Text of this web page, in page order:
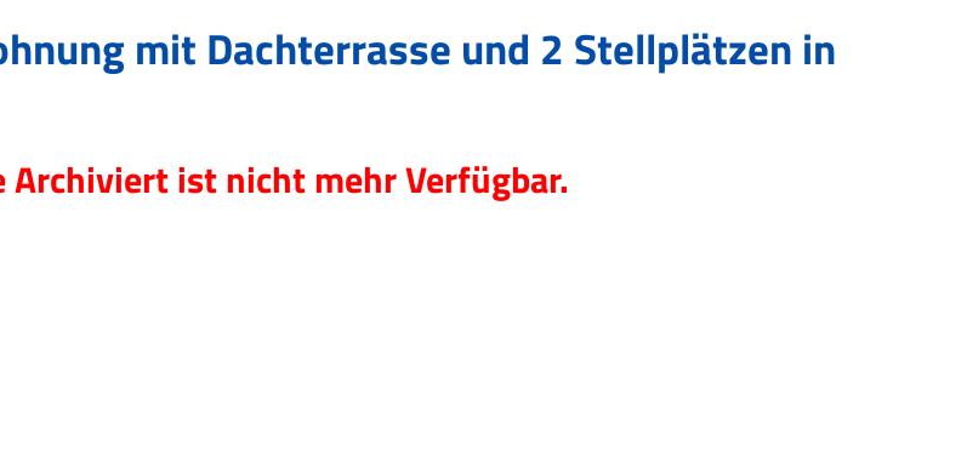
mit Dachterrasse und 2 Stellplätzen in
Archiviert ist nicht mehr Verfügbar.